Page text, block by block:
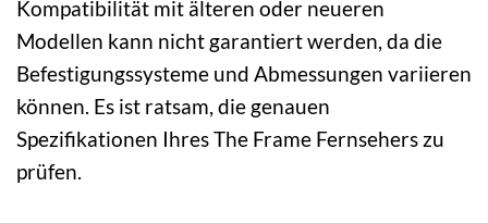
Kompatibilität mit älteren oder neueren
Modellen kann nicht garantiert werden, da die
Befestigungssysteme und Abmessungen variieren
können. Es ist ratsam, die genauen
Spezifikationen Ihres The Frame Fernsehers zu
prüfen.